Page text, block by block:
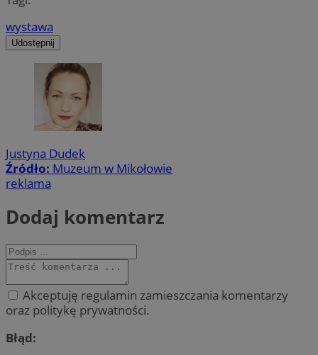
wystawa
Udostępnij
Justyna Dudek
Źródło: Muzeum w Mikołowie
reklama
Dodaj komentarz
Akceptuję regulamin zamieszczania komentarzy
oraz politykę prywatności.
Błąd: